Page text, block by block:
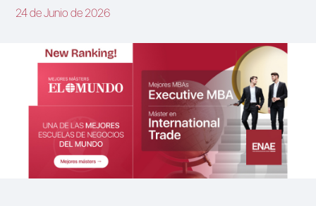
24 de Junio de 2026